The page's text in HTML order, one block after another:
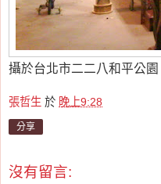
攝於台北市二二八和平公
張哲生 於 晚上9:28
分享
沒有留言: